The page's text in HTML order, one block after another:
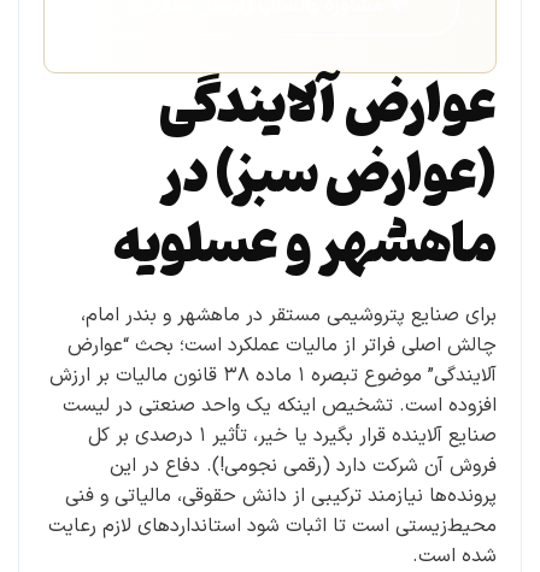
عوارض آلایندگی
(عوارض سبز) در
ماهشهر و عسلویه
برای صنایع پتروشیمی مستقر در ماهشهر و بندر امام،
چالش اصلی فراتر از مالیات عملکرد است؛ بحث “عوارض
آلایندگی” موضوع تبصره ۱ ماده ۳۸ قانون مالیات بر ارزش
افزوده است. تشخیص اینکه یک واحد صنعتی در لیست
صنایع آلاینده قرار بگیرد یا خیر، تأثیر ۱ درصدی بر کل
فروش آن شرکت دارد (رقمی نجومی!). دفاع در این
پرونده‌ها نیازمند ترکیبی از دانش حقوقی، مالیاتی و فنی
محیط‌زیستی است تا اثبات شود استانداردهای لازم رعایت
شده است.